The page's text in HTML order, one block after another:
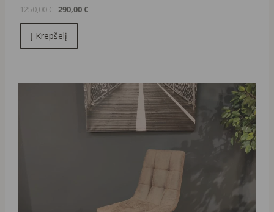
1250,00€ 290,00€
Į Krepšelį
Current
price
is:
39,00 €.